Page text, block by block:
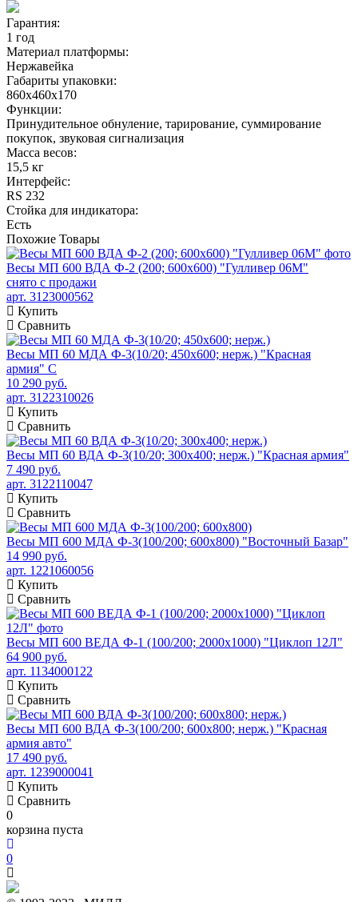
Гарантия:
1 год
Материал платформы:
Нержавейка
Габариты упаковки:
860х460х170
Функции:
Принудительное обнуление, тарирование, суммирование
покупок, звуковая сигнализация
Масса весов:
15,5 кг
Интерфейс:
RS 232
Стойка для индикатора:
Есть
Похожие Товары
Весы МП 600 ВДА Ф-2 (200; 600х600) "Гулливер 06М"
снято с продажи
арт. 3123000562
Купить
Сравнить
Весы МП 60 МДА Ф-3(10/20; 450х600; нерж.) "Красная
армия" C
10 290 руб.
арт. 3122310026
Купить
Сравнить
Весы МП 60 ВДА Ф-3(10/20; 300х400; нерж.) "Красная армия"
7 490 руб.
арт. 3122110047
Купить
Сравнить
Весы МП 600 МДА Ф-3(100/200; 600х800) "Восточный Базар"
14 990 руб.
арт. 1221060056
Купить
Сравнить
Весы МП 600 ВЕДА Ф-1 (100/200; 2000х1000) "Циклоп 12Л"
64 900 руб.
арт. 1134000122
Купить
Сравнить
Весы МП 600 ВДА Ф-3(100/200; 600х800; нерж.) "Красная
армия авто"
17 490 руб.
арт. 1239000041
Купить
Сравнить
0
корзина пуста
0